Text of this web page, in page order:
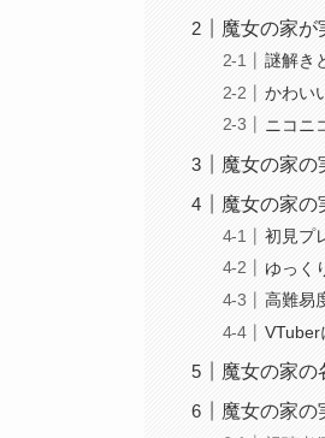
魔女の家が
謎解き
かわい
ニコニ
魔女の家の
魔女の家の
初見プ
ゆっく
高難易
VTuber
魔女の家の
魔女の家の